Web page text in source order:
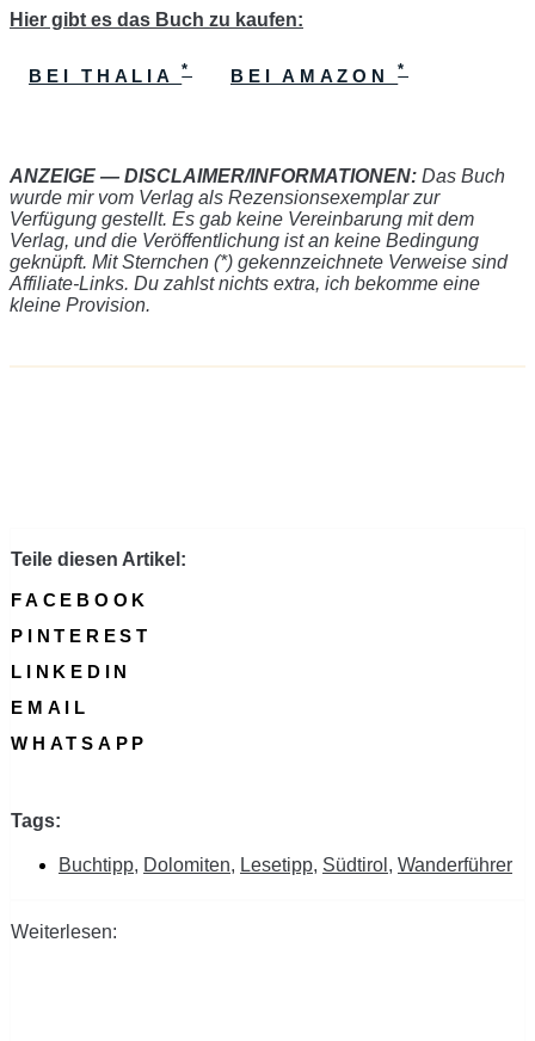
Hier gibt es das Buch zu kaufen:
BEI THALIA* BEI AMAZON*
ANZEIGE — DISCLAIMER/INFORMATIONEN: Das Buch
wurde mir vom Verlag als Rezensionsexemplar zur
Verfügung gestellt. Es gab keine Vereinbarung mit dem
Verlag, und die Veröffentlichung ist an keine Bedingung
geknüpft. Mit Sternchen (*) gekennzeichnete Verweise sind
Affiliate-Links. Du zahlst nichts extra, ich bekomme eine
kleine Provision.
Teile diesen Artikel:
FACEBOOK
PINTEREST
LINKEDIN
EMAIL
WHATSAPP
Tags:
Buchtipp, Dolomiten, Lesetipp, Südtirol , Wanderführer
Weiterlesen: